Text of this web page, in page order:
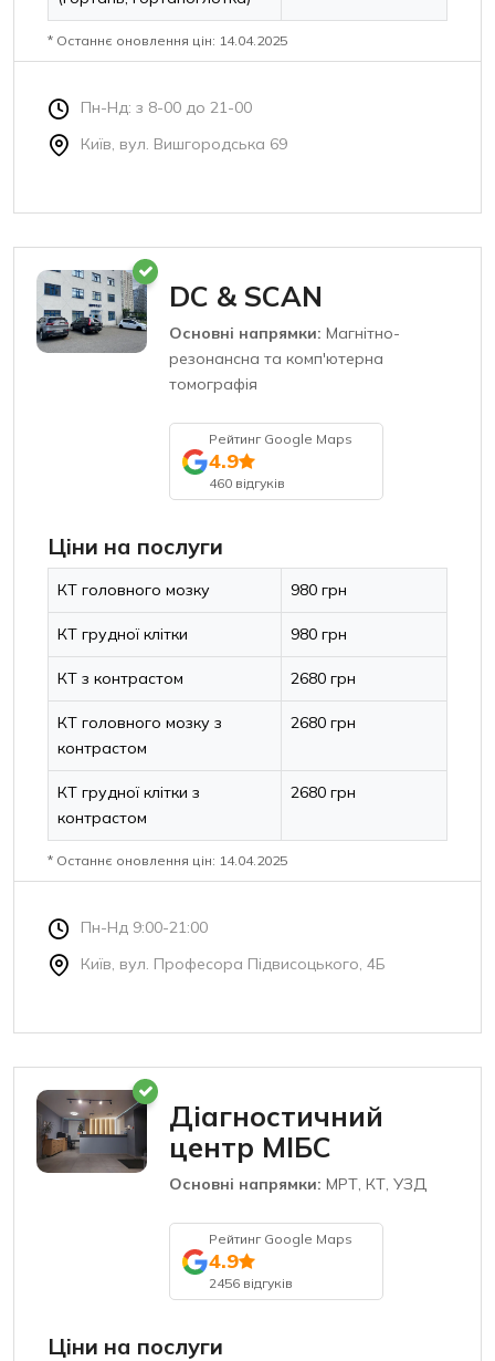
* Останнє оновлення цін: 14.04.2025
Пн-Нд: з 8-00 до 21-00
Київ, вул. Вишгородська 69
DC & SCAN
Основні напрямки: Магнітно-
резонансна та комп'ютерна
томографія
Рейтинг Google Maps
4.9
460 відгуків
Ціни на послуги
КТ головного мозку 980 грн
КТ грудної клітки 980 грн
КТ з контрастом 2680 грн
КТ головного мозку з
контрастом
2680 грн
КТ грудної клітки з
контрастом
2680 грн
* Останнє оновлення цін: 14.04.2025
Пн-Нд 9:00-21:00
Київ, вул. Професора Підвисоцького, 4Б
Діагностичний
центр МІБС
Основні напрямки: МРТ, КТ, УЗД
Рейтинг Google Maps
4.9
2456 відгуків
Ціни на послуги